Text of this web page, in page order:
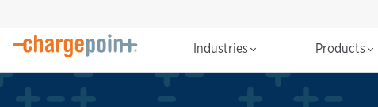
Industries Products